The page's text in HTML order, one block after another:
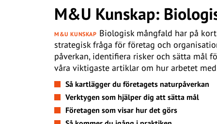
M&U Kunskap:
M&U KUNSKAP Biologisk mångfald har på
strategisk fråga för företag och
påverkan, identifiera risker och sätta mål
våra viktigaste artiklar om hur arbetet
Så kartlägger du företagets naturpåverkan
Verktygen som hjälper dig att sätta mål
Företagen som visar hur det görs